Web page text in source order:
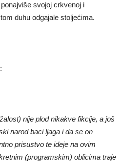
svojoj crkvenoj i
duhu odgajale stoljećima.
nije plod nikakve fikcije, a još
narod baci ljaga i da se on
prisustvo te ideje na ovim
(programskim) oblicima traje